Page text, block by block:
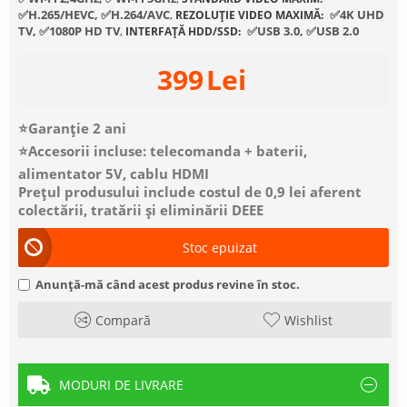
✅H.265/HEVC, ✅H.264/AVC, REZOLUȚIE VIDEO MAXIMĂ: ✅4K UHD
TV, ✅1080P HD TV, INTERFAȚĂ HDD/SSD: ✅USB 3.0, ✅USB 2.0
399Lei
⭐Garanție 2 ani
⭐Accesorii incluse: telecomanda + baterii,
alimentator 5V, cablu HDMI
Prețul produsului include costul de 0,9 lei aferent
colectării, tratării și eliminării DEEE
Stoc epuizat
Anunță-mă când acest produs revine în stoc.
Compară Wishlist
MODURI DE LIVRARE